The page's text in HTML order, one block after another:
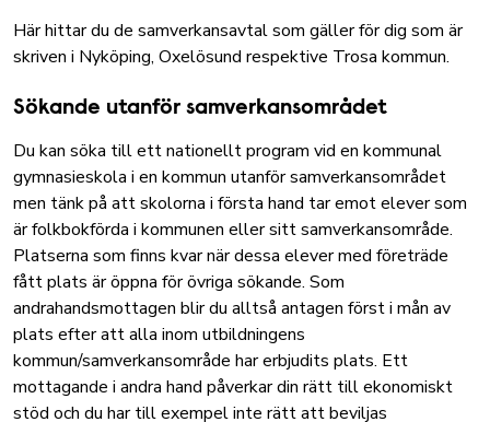
Här hittar du de samverkansavtal som gäller för dig som är
skriven i Nyköping, Oxelösund respektive Trosa kommun.
Sökande utanför samverkansområdet
Du kan söka till ett nationellt program vid en kommunal
gymnasieskola i en kommun utanför samverkansområdet
men tänk på att skolorna i första hand tar emot elever som
är folkbokförda i kommunen eller sitt samverkansområde.
Platserna som finns kvar när dessa elever med företräde
fått plats är öppna för övriga sökande. Som
andrahandsmottagen blir du alltså antagen först i mån av
plats efter att alla inom utbildningens
kommun/samverkansområde har erbjudits plats. Ett
mottagande i andra hand påverkar din rätt till ekonomiskt
stöd och du har till exempel inte rätt att beviljas